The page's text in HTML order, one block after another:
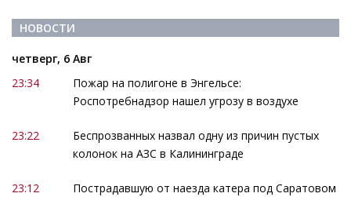
НОВОСТИ
четверг, 6 Авг
23:34
Пожар на полигоне в Энгельсе:
Роспотребнадзор нашел угрозу в воздухе
23:22
Беспрозванных назвал одну из причин пустых
колонок на АЗС в Калининграде
23:12
Пострадавшую от наезда катера под Саратовом